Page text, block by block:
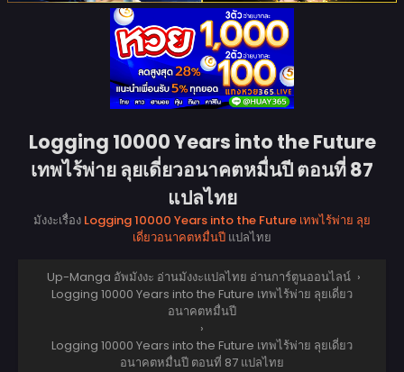
Logging 10000 Years into the Future
เทพไร้พ่าย ลุยเดี่ยวอนาคตหมื่นปี ตอนที่ 87
แปลไทย
มังงะเรื่อง Logging 10000 Years into the Future เทพไร้พ่าย ลุย
เดี่ยวอนาคตหมื่นปี แปลไทย
Up-Manga อัพมังงะ อ่านมังงะแปลไทย อ่านการ์ตูนออนไลน์ ›
Logging 10000 Years into the Future เทพไร้พ่าย ลุยเดี่ยว
อนาคตหมื่นปี
›
Logging 10000 Years into the Future เทพไร้พ่าย ลุยเดี่ยว
อนาคตหมื่นปี ตอนที่ 87 แปลไทย